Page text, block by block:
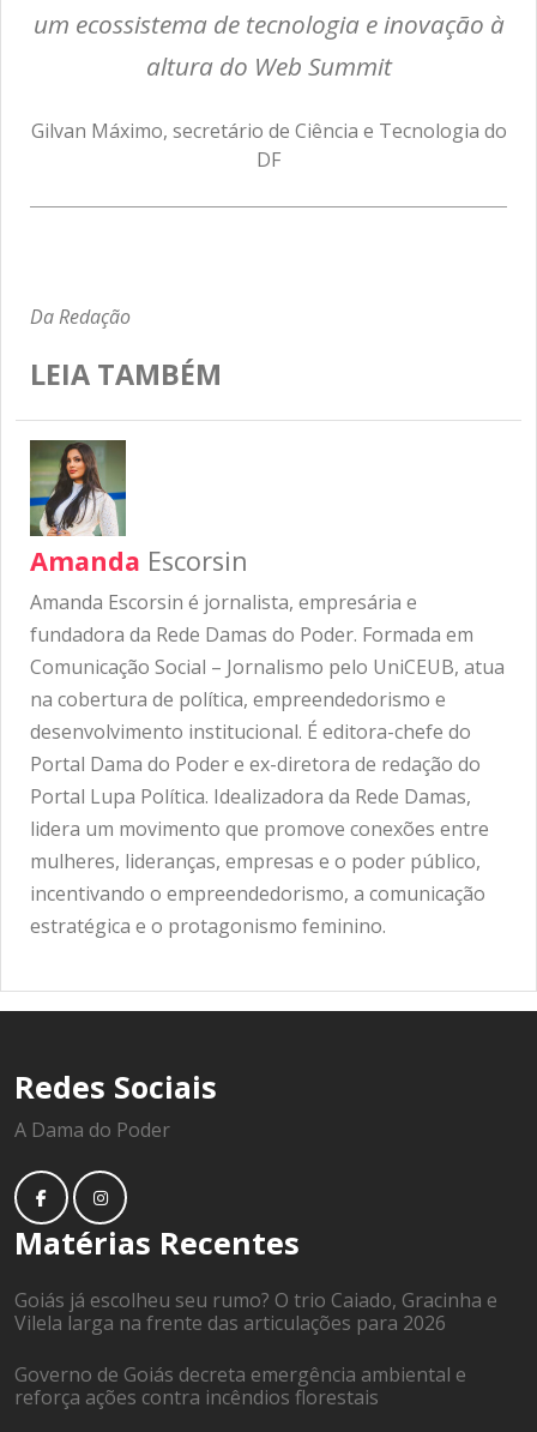
um ecossistema de tecnologia e inovação à
altura do Web Summit
Gilvan Máximo, secretário de Ciência e Tecnologia do
DF
Da Redação
LEIA TAMBÉM
Amanda Escorsin
Amanda Escorsin é jornalista, empresária e
fundadora da Rede Damas do Poder. Formada em
Comunicação Social – Jornalismo pelo UniCEUB, atua
na cobertura de política, empreendedorismo e
desenvolvimento institucional. É editora-chefe do
Portal Dama do Poder e ex-diretora de redação do
Portal Lupa Política. Idealizadora da Rede Damas,
lidera um movimento que promove conexões entre
mulheres, lideranças, empresas e o poder público,
incentivando o empreendedorismo, a comunicação
estratégica e o protagonismo feminino.
Redes Sociais
A Dama do Poder
Matérias Recentes
Goiás já escolheu seu rumo? O trio Caiado, Gracinha e
Vilela larga na frente das articulações para 2026
Governo de Goiás decreta emergência ambiental e
reforça ações contra incêndios florestais